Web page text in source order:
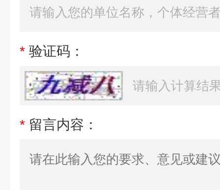
* 验证码：
* 留言内容：